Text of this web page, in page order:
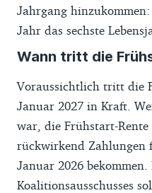
Jahrgang
Jahr das sechste
Wann tritt die
Voraussichtlich tritt die
Januar 2027 in Kraft.
war, die Frühstart-
rückwirkend Zahlungen
Januar 2026 bekommen.
Koalitionsausschusses